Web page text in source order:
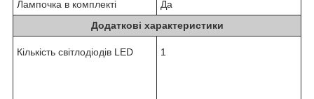
Лампочка в комплекті
Да
Додаткові характеристики
Кількість світлодіодів LED 1